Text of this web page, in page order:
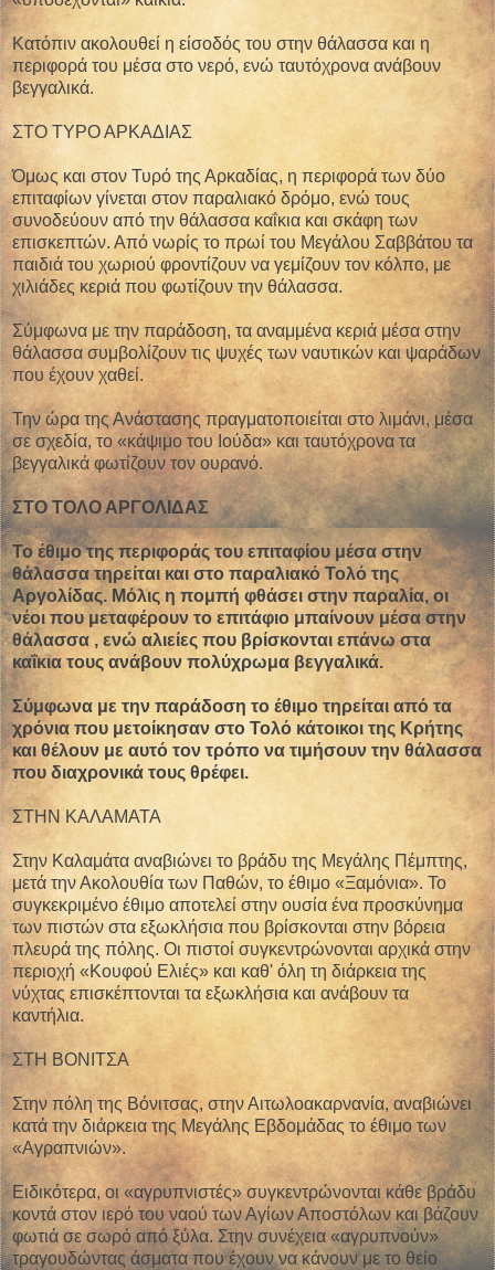
Κατόπιν ακολουθεί η είσοδός του στην θάλασσα και η
περιφορά του μέσα στο νερό, ενώ ταυτόχρονα ανάβουν
βεγγαλικά.
ΣΤΟ ΤΥΡΟ ΑΡΚΑΔΙΑΣ
Όμως και στον Τυρό της Αρκαδίας, η περιφορά των δύο
επιταφίων γίνεται στον παραλιακό δρόμο, ενώ τους
συνοδεύουν από την θάλασσα καΐκια και σκάφη των
επισκεπτών. Από νωρίς το πρωί του Μεγάλου Σαββάτου τα
παιδιά του χωριού φροντίζουν να γεμίζουν τον κόλπο, με
χιλιάδες κεριά που φωτίζουν την θάλασσα.
Σύμφωνα με την παράδοση, τα αναμμένα κεριά μέσα στην
θάλασσα συμβολίζουν τις ψυχές των ναυτικών και ψαράδων
που έχουν χαθεί.
Την ώρα της Ανάστασης πραγματοποιείται στο λιμάνι, μέσα
σε σχεδία, το «κάψιμο του Ιούδα» και ταυτόχρονα τα
βεγγαλικά φωτίζουν τον ουρανό.
ΣΤΟ ΤΟΛΟ ΑΡΓΟΛΙΔΑΣ
Το έθιμο της περιφοράς του επιταφίου μέσα στην
θάλασσα τηρείται και στο παραλιακό Τολό της
Αργολίδας. Μόλις η πομπή φθάσει στην παραλία, οι
νέοι που μεταφέρουν το επιτάφιο μπαίνουν μέσα στην
θάλασσα , ενώ αλιείες που βρίσκονται επάνω στα
καΐκια τους ανάβουν πολύχρωμα βεγγαλικά.
Σύμφωνα με την παράδοση το έθιμο τηρείται από τα
χρόνια που μετοίκησαν στο Τολό κάτοικοι της Κρήτης
και θέλουν με αυτό τον τρόπο να τιμήσουν την θάλασσα
που διαχρονικά τους θρέφει.
ΣΤΗΝ ΚΑΛΑΜΑΤΑ
Στην Καλαμάτα αναβιώνει το βράδυ της Μεγάλης Πέμπτης,
μετά την Ακολουθία των Παθών, το έθιμο «Ξαμόνια». Το
συγκεκριμένο έθιμο αποτελεί στην ουσία ένα προσκύνημα
των πιστών στα εξωκλήσια που βρίσκονται στην βόρεια
πλευρά της πόλης. Οι πιστοί συγκεντρώνονται αρχικά στην
περιοχή «Κουφού Ελιές» και καθ' όλη τη διάρκεια της
νύχτας επισκέπτονται τα εξωκλήσια και ανάβουν τα
καντήλια.
ΣΤΗ ΒΟΝΙΤΣΑ
Στην πόλη της Βόνιτσας, στην Αιτωλοακαρνανία, αναβιώνει
κατά την διάρκεια της Μεγάλης Εβδομάδας το έθιμο των
«Αγραπνιών».
Ειδικότερα, οι «αγρυπνιστές» συγκεντρώνονται κάθε βράδυ
κοντά στον ιερό του ναού των Αγίων Αποστόλων και βάζουν
φωτιά σε σωρό από ξύλα. Στην συνέχεια «αγρυπνούν»
τραγουδώντας άσματα που έχουν να κάνουν με το θείο